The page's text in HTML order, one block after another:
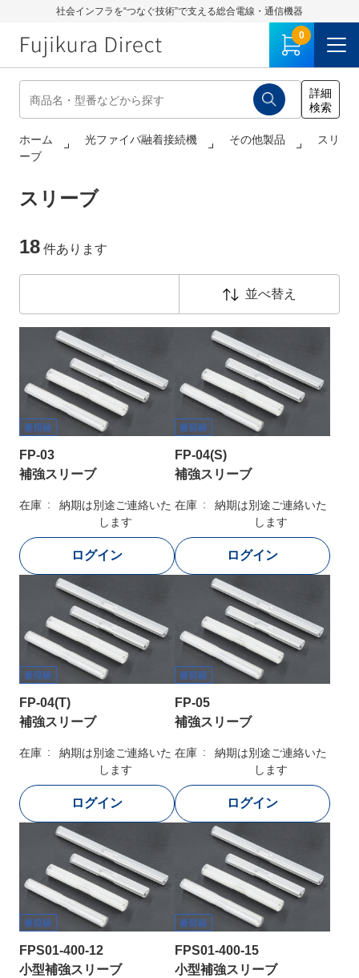
社会インフラを“つなぐ技術”で支える総合電線・通信機器
0
ホーム 光ファイバ融着接続機 その他製品
スリ
ーブ
スリーブ
18 件あります
並べ替え
FP-03
補強スリーブ
在庫
納期は別途ご連絡いた
します
FP-04(S)
補強スリーブ
在庫
納期は別途ご連絡いた
します
FP-04(T)
補強スリーブ
在庫
納期は別途ご連絡いた
します
FP-05
補強スリーブ
在庫
納期は別途ご連絡いた
します
FPS01-400-12
小型補強スリーブ
FPS01-400-15
小型補強スリーブ